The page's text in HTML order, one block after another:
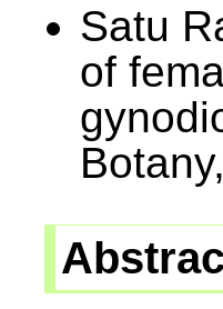
Satu
of